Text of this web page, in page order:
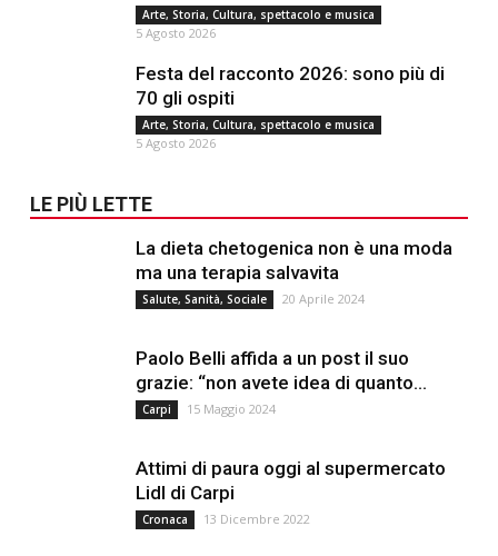
Arte, Storia, Cultura, spettacolo e musica
5 Agosto 2026
Festa del racconto 2026: sono più di
70 gli ospiti
Arte, Storia, Cultura, spettacolo e musica
5 Agosto 2026
LE PIÙ LETTE
La dieta chetogenica non è una moda
ma una terapia salvavita
Salute, Sanità, Sociale 20 Aprile 2024
Paolo Belli affida a un post il suo
grazie: “non avete idea di quanto...
Carpi 15 Maggio 2024
Attimi di paura oggi al supermercato
Lidl di Carpi
Cronaca 13 Dicembre 2022